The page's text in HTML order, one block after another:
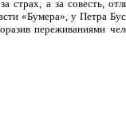
страх, а за совесть,
«Бумера», у Петра
переживаниями